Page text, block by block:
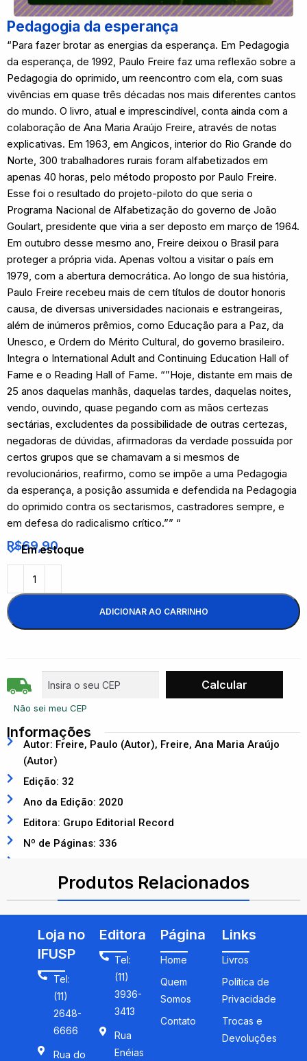
Pedagogia da esperança
“Para fazer brotar as energias da esperança. Em Pedagogia
da esperança, de 1992, Paulo Freire faz uma reflexão sobre a
Pedagogia do oprimido, um reencontro com ela, com suas
vivências em quase três décadas nos mais diferentes cantos
do mundo. O livro, atual e imprescindível, conta ainda com a
colaboração de Ana Maria Araújo Freire, através de notas
explicativas. Em 1963, em Angicos, interior do Rio Grande do
Norte, 300 trabalhadores rurais foram alfabetizados em
apenas 40 horas, pelo método proposto por Paulo Freire.
Esse foi o resultado do projeto-piloto do que seria o
Programa Nacional de Alfabetização do governo de João
Goulart, presidente que viria a ser deposto em março de 1964.
Em outubro desse mesmo ano, Freire deixou o Brasil para
proteger a própria vida. Apenas voltou a visitar o país em
1979, com a abertura democrática. Ao longo de sua história,
Paulo Freire recebeu mais de cem títulos de doutor honoris
causa, de diversas universidades nacionais e estrangeiras,
além de inúmeros prêmios, como Educação para a Paz, da
Unesco, e Ordem do Mérito Cultural, do governo brasileiro.
Integra o International Adult and Continuing Education Hall of
Fame e o Reading Hall of Fame. “”Hoje, distante em mais de
25 anos daquelas manhãs, daquelas tardes, daquelas noites,
vendo, ouvindo, quase pegando com as mãos certezas
sectárias, excludentes da possibilidade de outras certezas,
negadoras de dúvidas, afirmadoras da verdade possuída por
certos grupos que se chamavam a si mesmos de
revolucionários, reafirmo, como se impõe a uma Pedagogia
da esperança, a posição assumida e defendida na Pedagogia
do oprimido contra os sectarismos, castradores sempre, e
em defesa do radicalismo crítico.”” “
R$69,90
Em estoque
ADICIONAR AO CARRINHO
Não sei meu CEP
Informações
Autor: Freire, Paulo (Autor), Freire, Ana Maria Araújo
(Autor)
Edição: 32
Ano da Edição: 2020
Editora: Grupo Editorial Record
Nº de Páginas: 336
Produtos Relacionados
Loja no
IFUSP
Tel:
(11)
2648-
6666
Rua do
Editora
Tel:
(11)
3936-
3413
Rua
Enéias
Página
Home
Quem
Somos
Contato
Links
Livros
Política de
Privacidade
Trocas e
Devoluções